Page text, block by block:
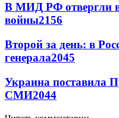
В МИД РФ отвергли
войны2156
Второй за день: в
генерала2045
Украина поставила
СМИ2044